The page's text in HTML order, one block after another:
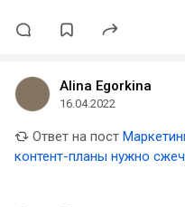
Alina Egorkina
16.04.2022
Ответ на пост
контент-планы нужно